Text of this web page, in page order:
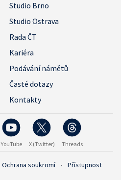
Studio Brno
Studio Ostrava
Rada ČT
Kariéra
Podávání námětů
Časté dotazy
Kontakty
YouTube X (Twitter) Threads
Ochrana soukromí • Přístupnost